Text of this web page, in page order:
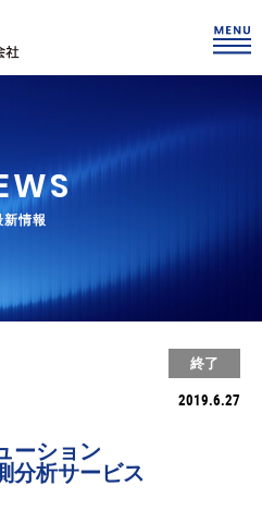
新情報
終了
2019.6.27
ーション
分析サービス